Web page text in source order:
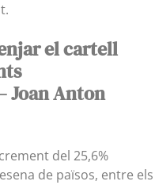
el cartell
Joan Anton
del 25,6%
de països, entre els